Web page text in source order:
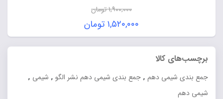
۱,۹۰۰,۰۰۰تومان
قیمت
اصلی:
۱,۹۰۰,۰۰۰ تومان
۱,۵۲۰,۰۰۰ تومان
قیمت
فعلی:
برچسب‌های کالا
جمع بندی شیمی دهم , جمع بندی شیمی دهم نشر الگو , شیمی ,
شیمی دهم